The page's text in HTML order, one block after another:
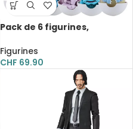
Pack de 6 figurines,
Figurines
CHF 69.90